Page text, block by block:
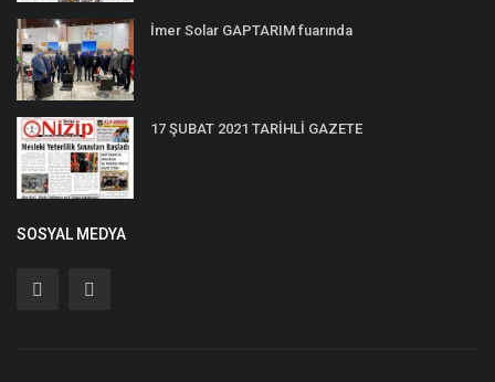
İmer Solar GAPTARIM fuarında
17 ŞUBAT 2021 TARİHLİ GAZETE
SOSYAL MEDYA